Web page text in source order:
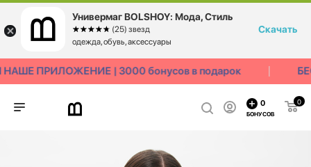
ПРИЛОЖЕНИЕ | 3000 бонусов в подарок
0
0
БОНУСОВ
Универмаг BOLSHOY: Мода, Стиль
☆☆☆☆☆
★★★★★ (25) звезд
одежда, обувь, аксессуары
Скачать